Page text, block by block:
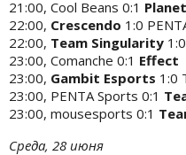
21:00, Cool Beans 0:1
22:00, Crescendo 1:0
22:00, Team Singularity
23:00, Comanche 0:1
23:00, Gambit Esports 1:0
23:00, PENTA Sports 0:1
23:00, mousesports 0:1
Среда, 28 июня